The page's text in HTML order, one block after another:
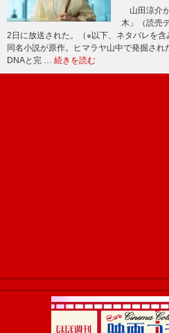
山田涼介
木」（読売
2日に放送された。（※以下、ネタバレを
同名小説が原作。ヒマラヤ山中で発掘さ
DNAと完 … 続きを読む